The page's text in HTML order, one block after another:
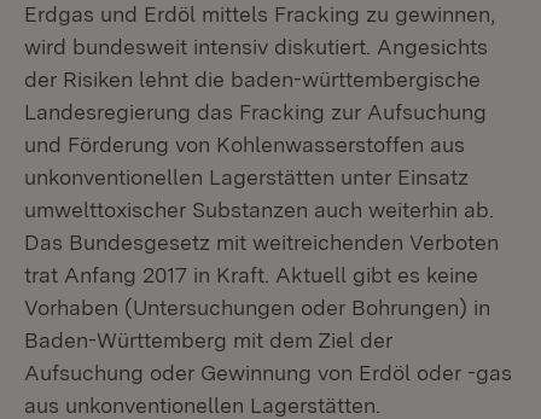
Erdgas und Erdöl mittels Fracking zu gewinnen,
wird bundesweit intensiv diskutiert. Angesichts
der Risiken lehnt die baden-württembergische
Landesregierung das Fracking zur Aufsuchung
und Förderung von Kohlenwasserstoffen aus
unkonventionellen Lagerstätten unter Einsatz
umwelttoxischer Substanzen auch weiterhin ab.
Das Bundesgesetz mit weitreichenden Verboten
trat Anfang 2017 in Kraft. Aktuell gibt es keine
Vorhaben (Untersuchungen oder Bohrungen) in
Baden-Württemberg mit dem Ziel der
Aufsuchung oder Gewinnung von Erdöl oder -gas
aus unkonventionellen Lagerstätten.